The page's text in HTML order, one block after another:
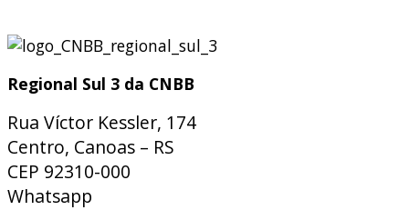
Regional Sul 3 da CNBB
Rua Víctor Kessler, 174
Centro, Canoas – RS
CEP 92310-000
Whatsapp